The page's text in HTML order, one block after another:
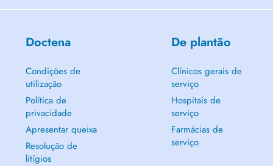
Doctena
Condições de
utilização
Política de
privacidade
Apresentar queixa
Resolução de
litígios
De plantão
Clínicos gerais de
serviço
Hospitais de
serviço
Farmácias de
serviço